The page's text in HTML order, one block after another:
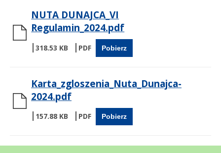
NUTA DUNAJCA_VI
Regulamin_2024.pdf
318.53 KB Pobierz
Karta_zgloszenia_Nuta_Dunajca-
2024.pdf
157.88 KB Pobierz